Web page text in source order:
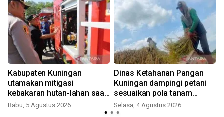
Kabupaten Kuningan
utamakan mitigasi
kebakaran hutan-lahan saat
puncak musim kemarau
Rabu, 5 Agustus 2026
Dinas Ketahanan Pangan
Kuningan dampingi petani
sesuaikan pola tanam
musim kemarau
Selasa, 4 Agustus 2026